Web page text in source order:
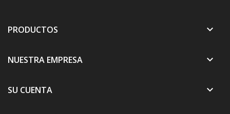
PRODUCTOS keyboard_arrow_down
NUESTRA EMPRESA keyboard_arrow_down
SU CUENTA keyboard_arrow_down